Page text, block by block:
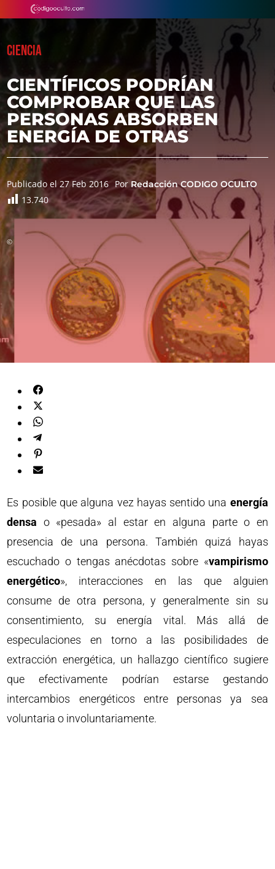
CIENCIA
CIENTÍFICOS PODRÍAN
COMPROBAR QUE LAS
PERSONAS ABSORBEN
ENERGÍA DE OTRAS
Publicado el 27 Feb 2016 PorRedacción CODIGO OCULTO
13.740
©
Es posible que alguna vez hayas sentido una energía
densa o «pesada» al estar en alguna parte o en
presencia de una persona. También quizá hayas
escuchado o tengas anécdotas sobre «vampirismo
energético», interacciones en las que alguien
consume de otra persona, y generalmente sin su
consentimiento, su energía vital. Más allá de
especulaciones en torno a las posibilidades de
extracción energética, un hallazgo científico sugiere
que efectivamente podrían estarse gestando
intercambios energéticos entre personas ya sea
voluntaria o involuntariamente.